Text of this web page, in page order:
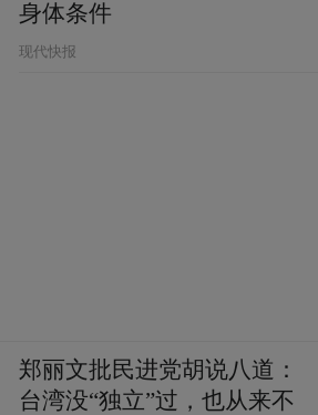
身体条件
现代快报
郑丽文批民进党胡说八道：
台湾没“独立”过，也从来不